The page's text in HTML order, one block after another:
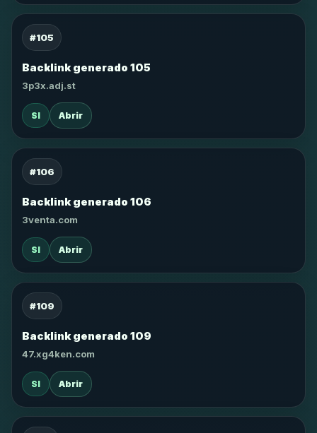
#105
Backlink generado 105
3p3x.adj.st
SI Abrir
#106
Backlink generado 106
3venta.com
SI Abrir
#109
Backlink generado 109
47.xg4ken.com
SI Abrir